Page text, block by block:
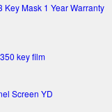
Mask 1 Year Warranty
key film
Screen YD